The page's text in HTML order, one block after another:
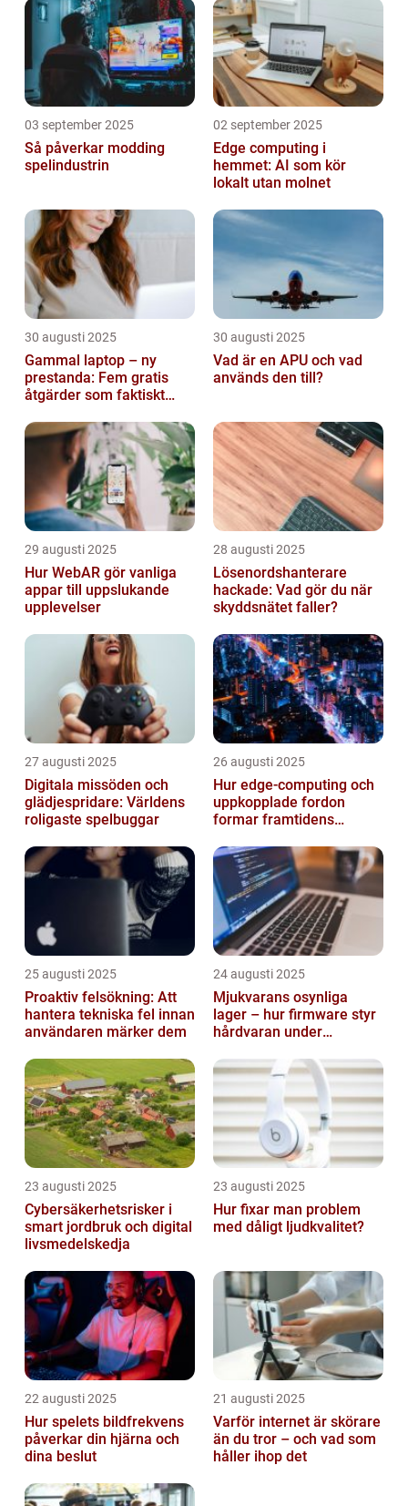
03 september 2025
Så påverkar modding
spelindustrin
02 september 2025
Edge computing i
hemmet: AI som kör
lokalt utan molnet
30 augusti 2025
Gammal laptop – ny
prestanda: Fem gratis
åtgärder som faktiskt
30 augusti 2025
Vad är en APU och vad
används den till?
29 augusti 2025
Hur WebAR gör vanliga
appar till uppslukande
upplevelser
28 augusti 2025
Lösenordshanterare
hackade: Vad gör du när
skyddsnätet faller?
27 augusti 2025
Digitala missöden och
glädjespridare: Världens
roligaste spelbuggar
26 augusti 2025
Hur edge‑computing och
uppkopplade fordon
formar framtidens
25 augusti 2025
Proaktiv felsökning: Att
hantera tekniska fel innan
användaren märker dem
24 augusti 2025
Mjukvarans osynliga
lager – hur firmware styr
hårdvaran under
23 augusti 2025
Cybersäkerhetsrisker i
smart jordbruk och digital
livsmedelskedja
23 augusti 2025
Hur fixar man problem
med dåligt ljudkvalitet?
22 augusti 2025
Hur spelets bildfrekvens
påverkar din hjärna och
dina beslut
21 augusti 2025
Varför internet är skörare
än du tror – och vad som
håller ihop det